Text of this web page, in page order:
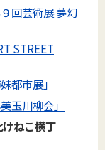
回芸術展 夢幻
STREET
都市展」
玉川柳会」
ねこ横丁